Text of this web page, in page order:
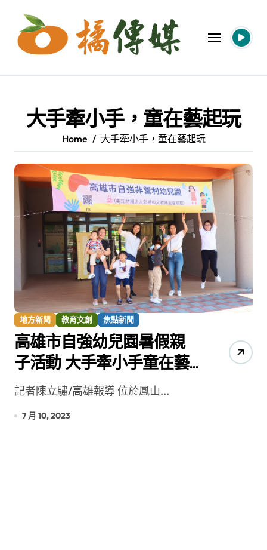
content
大手牽小手，童在藝起玩
Home 大手牽小手，童在藝起玩
地方新聞 教育文創 焦點新聞
高雄市自強幼兒園暑假親
子活動 大手牽小手童在藝
起玩
記者陳立驌/高雄報導 位於鳳山...
7 月 10, 2023